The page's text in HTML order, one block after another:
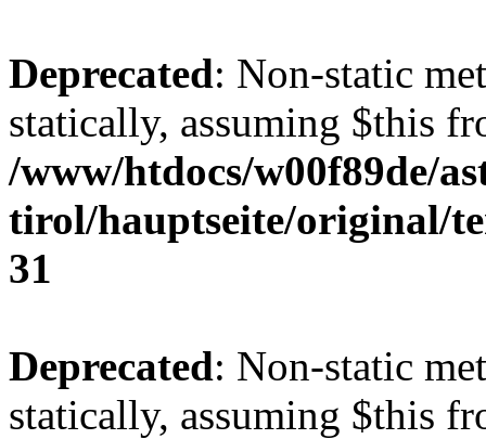
Deprecated: Non-static
statically, assuming $this
/www/htdocs/w00f89de/
tirol/hauptseite/original/
31
Deprecated: Non-static
statically, assuming $this